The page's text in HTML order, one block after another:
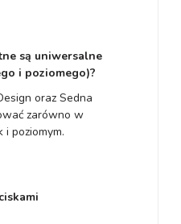
są uniwersalne
i poziomego)?
oraz Sedna
zarówno w
i poziomym.